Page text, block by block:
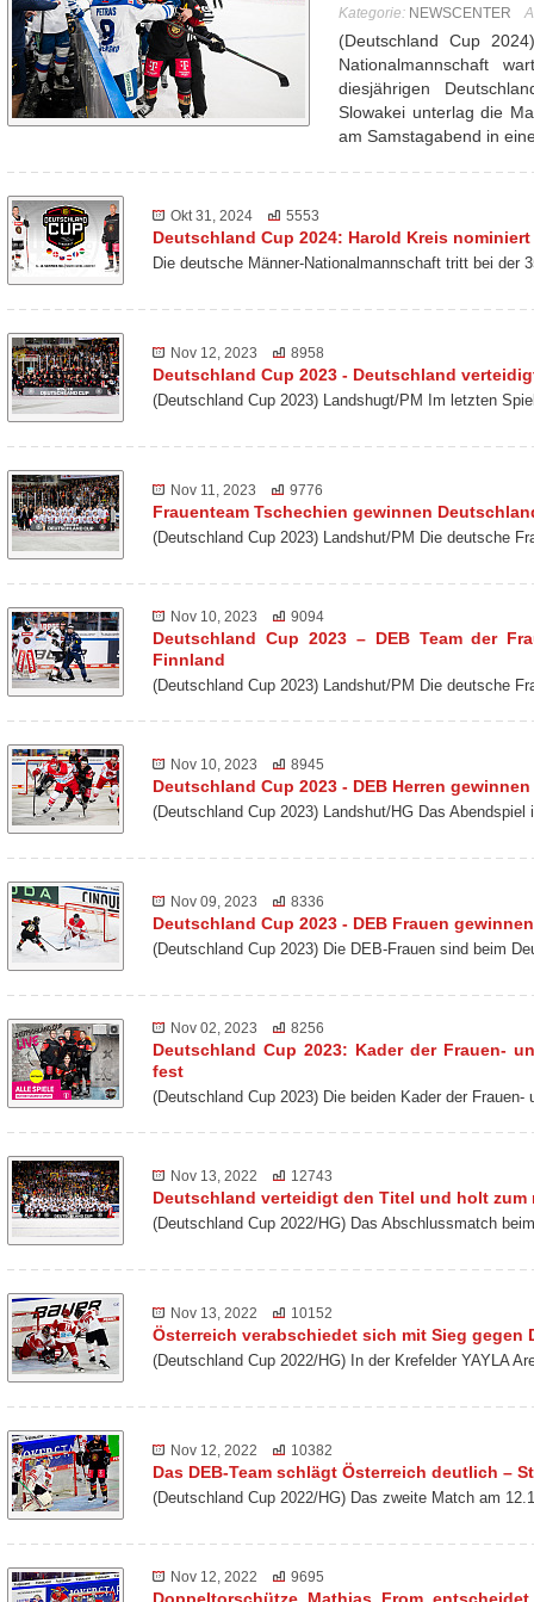
Kategorie: NEWSCENTER
(Deutschland Cup
Nationalmannschaft
diesjährigen
Slowakei unterlag die
am Samstagabend in
Okt 31, 2024 5553
Deutschland Cup 2024: Harold Kreis
Die deutsche Männer-Nationalmannschaft tritt bei der
Nov 12, 2023 8958
Deutschland Cup 2023 - Deutschland
(Deutschland Cup 2023) Landshugt/PM Im letzten
Nov 11, 2023 9776
Frauenteam Tschechien gewinnen
(Deutschland Cup 2023) Landshut/PM Die deutsche
Nov 10, 2023 9094
Deutschland Cup 2023 – DEB Team der
Finnland
(Deutschland Cup 2023) Landshut/PM Die deutsche
Nov 10, 2023 8945
Deutschland Cup 2023 - DEB Herren
(Deutschland Cup 2023) Landshut/HG Das
Nov 09, 2023 8336
Deutschland Cup 2023 - DEB Frauen
(Deutschland Cup 2023) Die DEB-Frauen sind beim
Nov 02, 2023 8256
Deutschland Cup 2023: Kader der Frauen-
fest
(Deutschland Cup 2023) Die beiden Kader der
Nov 13, 2022 12743
Deutschland verteidigt den Titel und holt
(Deutschland Cup 2022/HG) Das Abschlussmatch
Nov 13, 2022 10152
Österreich verabschiedet sich mit Sieg gegen
(Deutschland Cup 2022/HG) In der Krefelder YAYLA
Nov 12, 2022 10382
Das DEB-Team schlägt Österreich deutlich –
(Deutschland Cup 2022/HG) Das zweite Match am
Nov 12, 2022 9695
Doppeltorschütze Mathias From